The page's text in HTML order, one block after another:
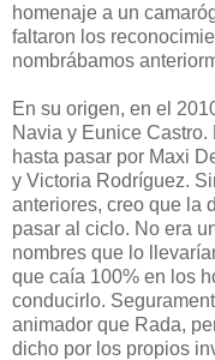
homenaje a un
faltaron los
nombrábamos
En su origen, en el
Navia y Eunice
hasta pasar por Maxi
y Victoria Rodríguez.
anteriores, creo que la
pasar al ciclo. No era
nombres que lo
que caía 100% en los
conducirlo.
animador que Rada,
dicho por los propios